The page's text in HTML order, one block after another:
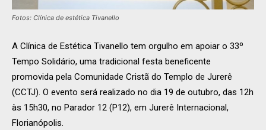
Fotos: Clínica de estética Tivanello
A Clínica de Estética Tivanello tem orgulho em apoiar o 33º
Tempo Solidário, uma tradicional festa beneficente
promovida pela Comunidade Cristã do Templo de Jurerê
(CCTJ). O evento será realizado no dia 19 de outubro, das 12h
às 15h30, no Parador 12 (P12), em Jurerê Internacional,
Florianópolis.